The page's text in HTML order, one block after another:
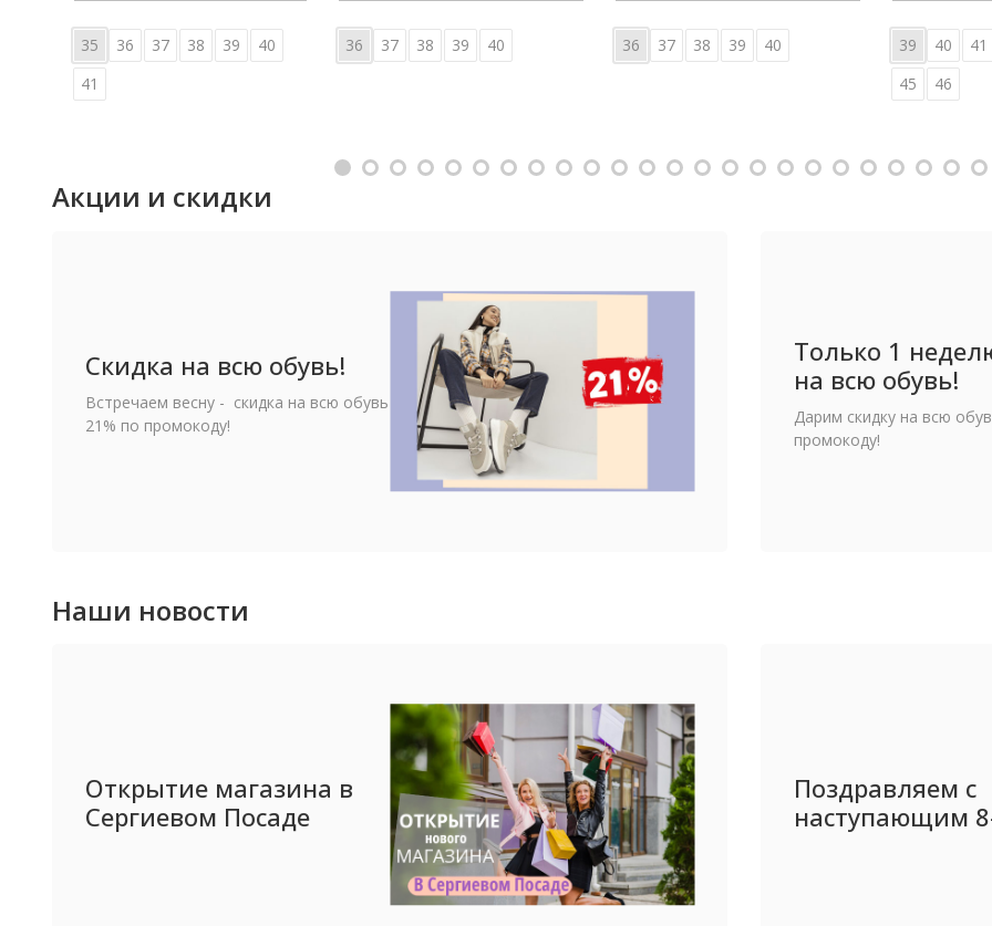
35 36 37 38 39
40
41
36 37 38 39 40 36 37 38 39 40 39 40 41
45
46
Акции и скидки
Скидка на всю обувь!
Встречаем весну - скидка на всю обувь
21% по промокоду!
Только 1
на всю обувь!
Дарим скидку на всю
промокоду!
Наши новости
Открытие магазина в
Сергиевом Посаде
Поздравляем с
наступающим